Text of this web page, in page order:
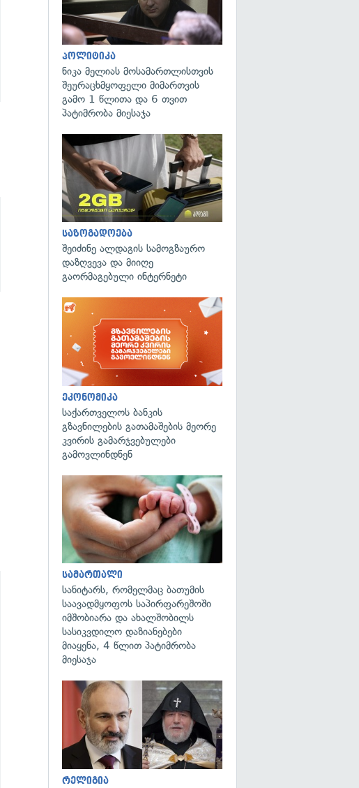
პოლიტიკა
ნიკა მელიას მოსამართლისთვის
შეურაცხმყოფელი მიმართვის
გამო 1 წლითა და 6 თვით
პატიმრობა მიესაჯა
საზოგადოება
შეიძინე ალდაგის სამოგზაურო
დაზღვევა და მიიღე
გაორმაგებული ინტერნეტი
ეკონომიკა
საქართველოს ბანკის
გზავნილების გათამაშების მეორე
კვირის გამარჯვებულები
გამოვლინდნენ
სამართალი
სანიტარს, რომელმაც ბათუმის
საავადმყოფოს საპირფარეშოში
იმშობიარა და ახალშობილს
სასიკვდილო დაზიანებები
მიაყენა, 4 წლით პატიმრობა
მიესაჯა
რელიგია